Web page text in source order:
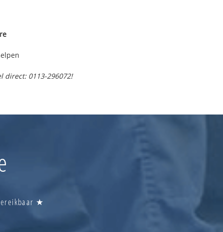
direct: 0113-296072!
★